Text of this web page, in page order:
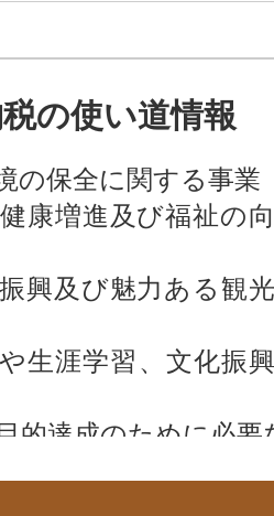
の使い道情報
の保全に関する事業
健康増進及び福祉の
振興及び魅力ある観
や生涯学習、文化振
的達成のために必要